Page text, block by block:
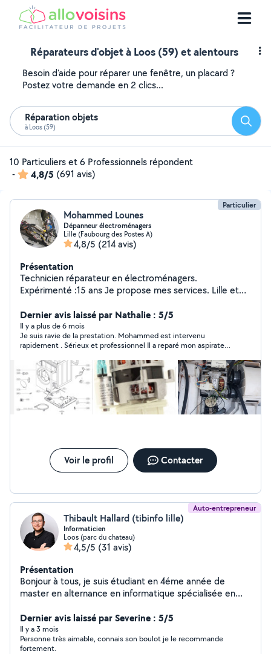
Réparateurs d'objet à Loos (59) et alentours
Besoin d'aide pour réparer une fenêtre, un placard ?
Postez votre demande en 2 clics...
Réparation objets
à Loos (59)
10 Particuliers et 6 Professionnels répondent
-
4,8/5 (691 avis)
Particulier
Mohammed Lounes
Dépanneur électroménagers
Lille (Faubourg des Postes A)
4,8/5 (214 avis)
Présentation
Technicien réparateur en électroménagers.
Expérimenté :15 ans Je propose mes services. Lille et
Dernier avis laissé par Nathalie : 5/5
Il y a plus de 6 mois
Je suis ravie de la prestation. Mohammed est intervenu
rapidement . Sérieux et professionnel Il a reparé mon aspirateur
n’hésiterai pas à faire appel à lui en cas de besoin .
Voir le profil Contacter
Auto-entrepreneur
Thibault Hallard (tibinfo lille)
Informaticien
Loos (parc du chateau)
4,5/5 (31 avis)
Présentation
Bonjour à tous, je suis étudiant en 4éme année de
master en alternance en informatique spécialisée en
à votre service pour de la réparation d'ordinateurs,
amélioration, conseil a l'achat optimisation de réseaux
domicile et installation de poste télétravail.
Dernier avis laissé par Severine : 5/5
Il y a 3 mois
Personne très aimable, connais son boulot je le recommande
fortement.